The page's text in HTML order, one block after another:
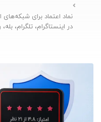
نماد اعتماد برای
در اینستاگرام، تلگرام، بله،